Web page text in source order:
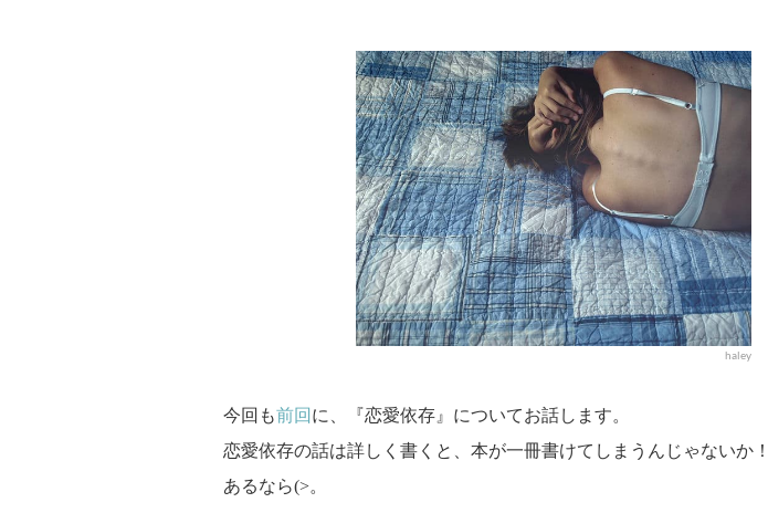
haley
今回も前回 に、『恋愛依存』についてお話します。
恋愛依存の話は詳しく書くと、本が一冊書けてしまうんじゃない
あるなら(>。